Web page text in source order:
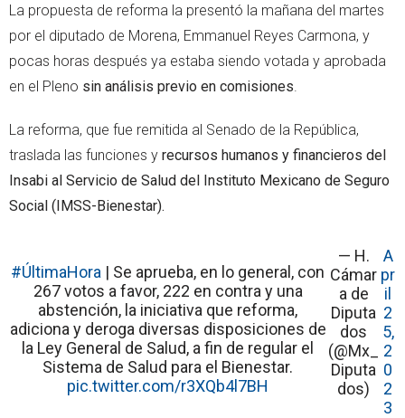
La propuesta de reforma la presentó la mañana del martes
por el diputado de Morena, Emmanuel Reyes Carmona, y
pocas horas después ya estaba siendo votada y aprobada
en el Pleno sin análisis previo en comisiones
La reforma, que fue remitida al Senado de la República,
traslada las funciones y recursos humanos y financieros del
Insabi al Servicio de Salud del Instituto Mexicano de Seguro
Social (IMSS-Bienestar).
#ÚltimaHora | Se aprueba, en lo general, con
267 votos a favor, 222 en contra y una
abstención, la iniciativa que reforma,
adiciona y deroga diversas disposiciones de
la Ley General de Salud, a fin de regular el
Sistema de Salud para el Bienestar.
pic.twitter.com/r3XQb4l7BH
— H.
Cámar
a de
Diputa
dos
(@Mx_
Diputa
dos)
A
pr
il
2
5,
2
0
2
3